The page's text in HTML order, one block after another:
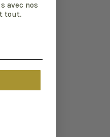
avec nos
tout.